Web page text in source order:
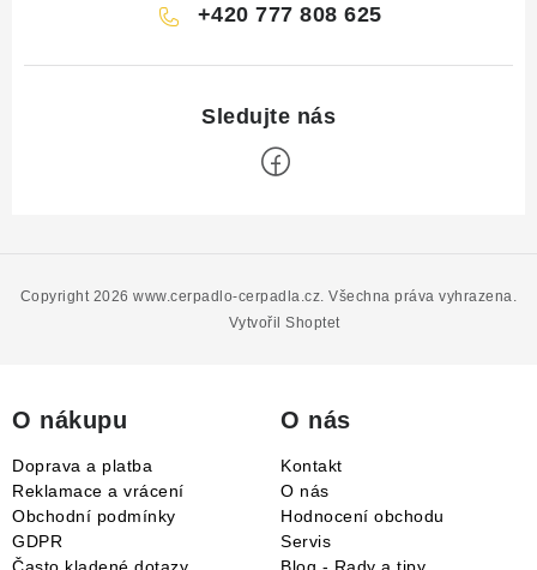
+420 777 808 625
Vytvořil Shoptet
Copyright 2026www.cerpadlo-cerpadla.cz. Všechna práva vyhrazena.
O nákupu
Doprava a platba
Reklamace a vrácení
Obchodní podmínky
GDPR
O nás
Kontakt
O nás
Hodnocení obchodu
Servis